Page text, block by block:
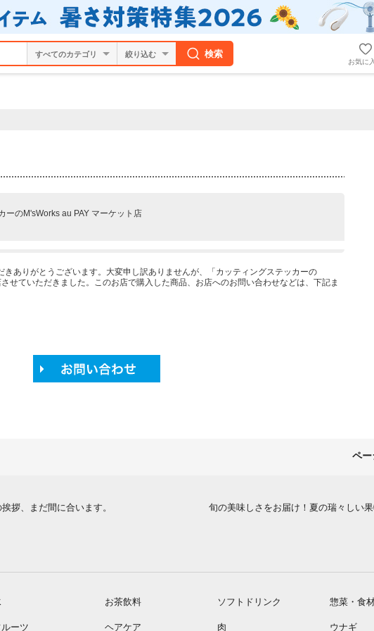
絞り込む 検索
お気に
ーのM'sWorks au PAY マーケット店
きありがとうございます。大変申し訳ありませんが、「カッティングステッカーの
せていただきました。このお店で購入した商品、お店へのお問い合わせなどは、下記ま
ペー
挨拶、まだ間に合います。 旬の美味しさをお届け！夏の瑞々しい
お茶飲料 ソフトドリンク 惣菜・食
ルーツ ヘアケア 肉 ウナギ